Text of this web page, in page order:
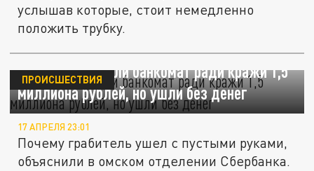
услышав которые, стоит немедленно
положить трубку.
В Омске взорвали банкомат ради кражи 1,5
миллиона рублей, но ушли без денег
ПРОИСШЕСТВИЯ
17 АПРЕЛЯ 23:01
Почему грабитель ушел с пустыми руками,
объяснили в омском отделении Сбербанка.